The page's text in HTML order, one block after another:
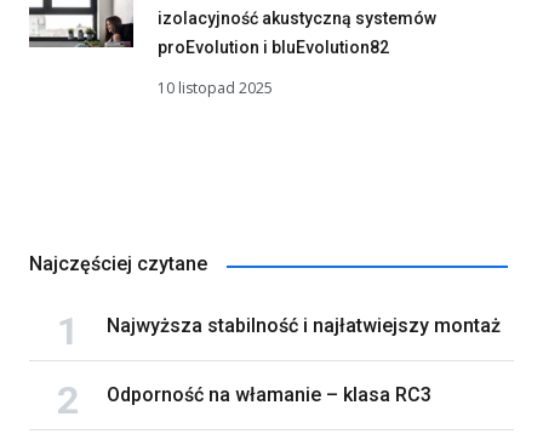
izolacyjność akustyczną systemów
proEvolution i bluEvolution82
10 listopad 2025
Najczęściej czytane
Najwyższa stabilność i najłatwiejszy montaż
Odporność na włamanie – klasa RC3